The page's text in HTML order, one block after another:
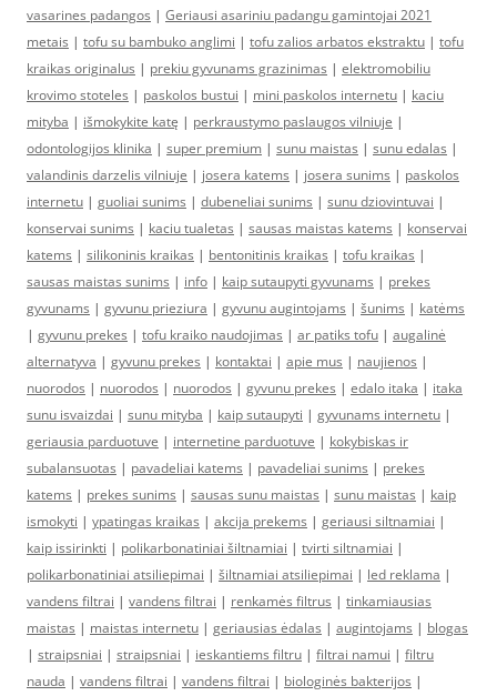
vasarines padangos | Geriausi asariniu padangu gamintojai 2021
metais | tofu su bambuko anglimi | tofu zalios arbatos ekstraktu | tofu
kraikas originalus | prekiu gyvunams grazinimas | elektromobiliu
krovimo stoteles | paskolos bustui | mini paskolos internetu | kaciu
mityba | išmokykite katę | perkraustymo paslaugos vilniuje |
odontologijos klinika | super premium | sunu maistas | sunu edalas |
valandinis darzelis vilniuje | josera katems | josera sunims | paskolos
internetu | guoliai sunims | dubeneliai sunims | sunu dziovintuvai |
konservai sunims | kaciu tualetas | sausas maistas katems | konservai
katems | silikoninis kraikas | bentonitinis kraikas | tofu kraikas |
sausas maistas sunims | info | kaip sutaupyti gyvunams | prekes
gyvunams | gyvunu prieziura | gyvunu augintojams | šunims | katėms
| gyvunu prekes | tofu kraiko naudojimas | ar patiks tofu | augalinė
alternatyva | gyvunu prekes | kontaktai | apie mus | naujienos |
nuorodos | nuorodos | nuorodos | gyvunu prekes | edalo itaka | itaka
sunu isvaizdai | sunu mityba | kaip sutaupyti | gyvunams internetu |
geriausia parduotuve | internetine parduotuve | kokybiskas ir
subalansuotas | pavadeliai katems | pavadeliai sunims | prekes
katems | prekes sunims | sausas sunu maistas | sunu maistas | kaip
ismokyti | ypatingas kraikas | akcija prekems | geriausi siltnamiai |
kaip issirinkti | polikarbonatiniai šiltnamiai | tvirti siltnamiai |
polikarbonatiniai atsiliepimai | šiltnamiai atsiliepimai | led reklama |
vandens filtrai | vandens filtrai | renkamės filtrus | tinkamiausias
maistas | maistas internetu | geriausias ėdalas | augintojams | blogas
| straipsniai | straipsniai | ieskantiems filtru | filtrai namui | filtru
nauda | vandens filtrai | vandens filtrai | biologinės bakterijos |